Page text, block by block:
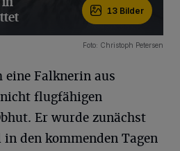
13 Bilder
Foto: Christoph Petersen
eine Falknerin aus
flugfähigen
Er wurde zunächst
den kommenden Tagen